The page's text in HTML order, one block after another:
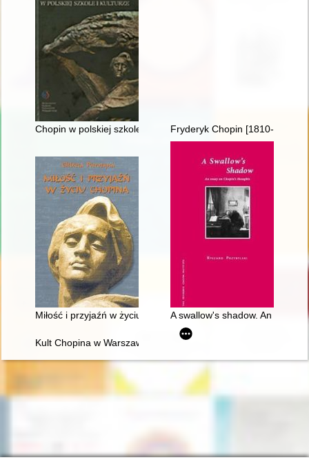
Chopin w polskiej szkole i kulturzeFryderyk Chopin [1810-1849]
Miłość i przyjaźń w życiu ChopinaA swallow's shadow. An essay
Kult Chopina w Warszawie pod zaborem rosyjskim